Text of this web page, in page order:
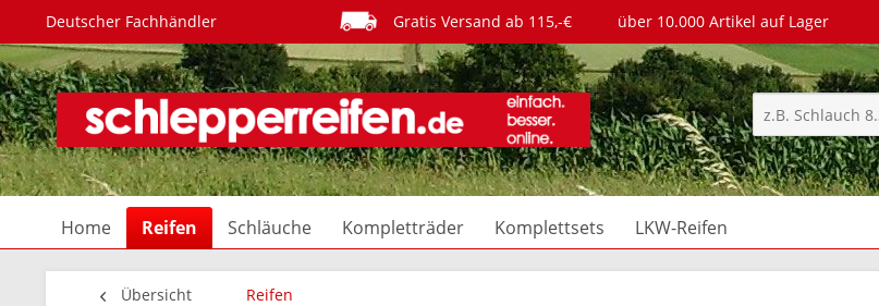
Deutscher Fachhändler Gratis Versand ab 115,-€ über 10.000 Artikel auf Lager
Home Reifen Schläuche Kompletträder Komplettsets LKW-Reifen
Übersicht Reifen